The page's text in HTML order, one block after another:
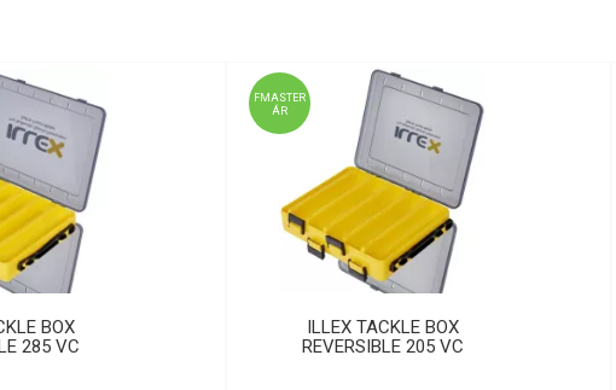
BOX
285 VC
FMASTER
ÁR
ILLEX TACKLE BOX
REVERSIBLE 205 VC